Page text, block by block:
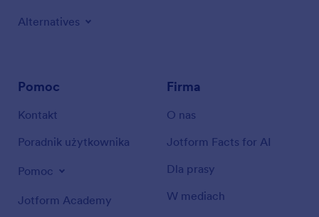
Alternatives
Pomoc
Kontakt
Poradnik użytkownika
Pomoc
Jotform Academy
Firma
O nas
Jotform Facts for AI
Dla prasy
W mediach